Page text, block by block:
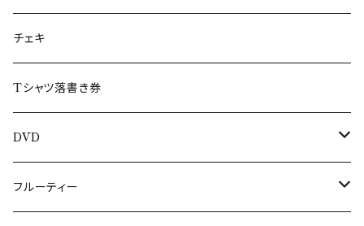
チェキ
Tシャツ落書き券
DVD
生誕DVD
フルーティー